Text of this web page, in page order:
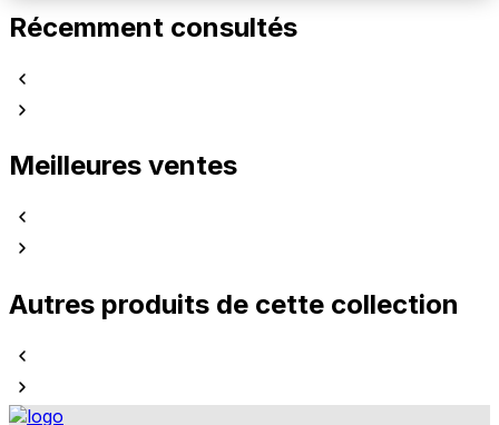
Récemment consultés
Meilleures ventes
Autres produits de cette collection